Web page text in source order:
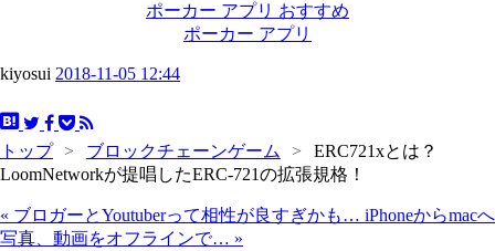
ポーカー アプリ おすすめ
ポーカー アプリ
kiyosui 2018-11-05 12:44
トップ > ブロックチェーンゲーム >
ERC721xとは？
LoomNetworkが提唱したERC-721の拡張規格！
« ブロガーとYoutuberって相性が良すぎかも… iPhoneからmacへ
写真、動画をオフラインで… »